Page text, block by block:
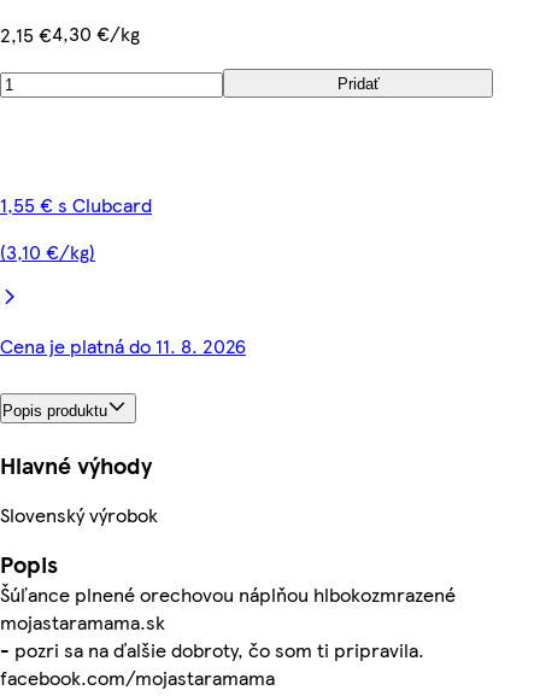
2,15 €4,30 €/kg
Pridať
1,55 € s Clubcard
(3,10 €/kg)
Cena je platná do 11. 8. 2026
Popis produktu
Hlavné výhody
Slovenský výrobok
Popis
Šúľance plnené orechovou náplňou hlbokozmrazené
mojastaramama.sk
- pozri sa na ďalšie dobroty, čo som ti pripravila.
facebook.com/mojastaramama